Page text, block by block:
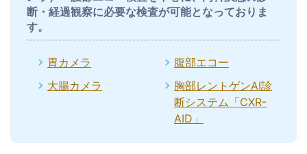
断・経過観察に必要な検査が可能となっておりま
す。
胃カメラ
大腸カメラ
腹部エコー
胸部レントゲンAI診
断システム「CXR-
AID」